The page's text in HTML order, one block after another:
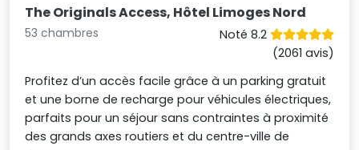
The Originals Access, Hôtel Limoges Nord
53 chambres
Noté 8.2
(2061 avis)
Profitez d’un accès facile grâce à un parking gratuit
et une borne de recharge pour véhicules électriques,
parfaits pour un séjour sans contraintes à proximité
des grands axes routiers et du centre-ville de